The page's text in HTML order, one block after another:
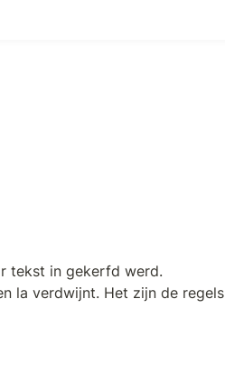
tekst in gekerfd werd.
la verdwijnt. Het zijn de regels